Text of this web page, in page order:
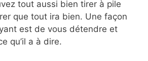
tout aussi bien tirer à pile
que tout ira bien. Une façon
est de vous détendre et
qu’il a à dire.